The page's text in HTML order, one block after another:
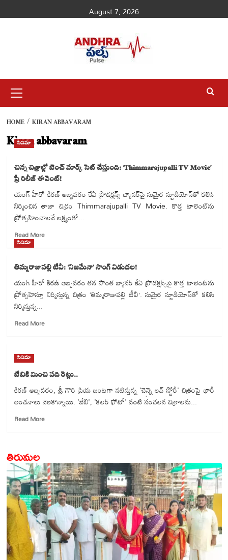
to
August 7, 2026
Menu
HOME KIRAN ABBAVARAM
Kiran abbavaram
సినిమా
చిన్న చిత్రాల్లో బెంచ్‌ మార్క్‌ సెట్‌ చేస్తుంది: ‘Thimmarajupalli TV Movie’
ప్రీ రిలీజ్ ఈవెంట్!
యంగ్ హీరో కిరణ్ అబ్బవరం కేఏ ప్రొడక్షన్స్ బ్యానర్‌పై సుమైర స్టూడియోస్‌తో కలిసి
నిర్మించిన తాజా చిత్రం Thimmarajupalli TV Movie. కొత్త టాలెంట్‌ను
ప్రోత్సహించాలనే లక్ష్యంతో...
Read MoreRead
చిన్న
చిత్రాల్లో
బెంచ్‌
మార్క్‌
‘Thimmarajupalli
ఈవెంట్!
సినిమా
తిమ్మరాజుపల్లి టీవీ: ‘నిజమేనా’ సాంగ్ విడుదల!
యంగ్ హీరో కిరణ్ అబ్బవరం తన సొంత బ్యానర్ కేఏ ప్రొడక్షన్స్‌పై కొత్త టాలెంట్‌ను
ప్రోత్సహిస్తూ నిర్మిస్తున్న చిత్రం ‘తిమ్మరాజుపల్లి టీవీ’. సుమైర స్టూడియోస్‌తో కలిసి
నిర్మిస్తున్న...
Read MoreRead
‘నిజమేనా’
విడుదల!
సినిమా
బేబికి మించి పది రెట్లు..
కిరణ్ అబ్బవరం, శ్రీ గౌరి ప్రియ జంటగా నటిస్తున్న 'చెన్నై లవ్ స్టోరీ' చిత్రంపై భారీ
అంచనాలు నెలకొన్నాయి. 'బేబి', 'కలర్ ఫోటో' వంటి సంచలన చిత్రాలను...
Read MoreRead
పది
రెట్లు..
తిరుమల